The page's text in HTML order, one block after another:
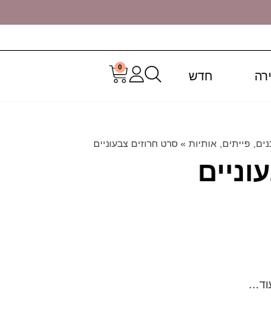
חדש
0
פייתים, אותיות » סרט חרוזים צבעוניים